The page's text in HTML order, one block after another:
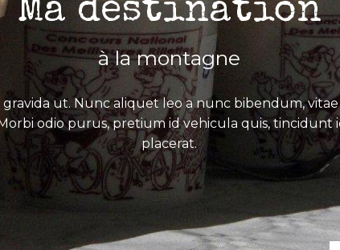
Ma destination
à la montagne
ut. Nunc aliquet leo a nunc bibendum,
odio purus, pretium id vehicula quis, tincidunt
placerat.